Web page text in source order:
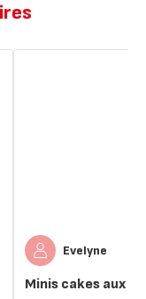
Evelyne
Minis cakes aux